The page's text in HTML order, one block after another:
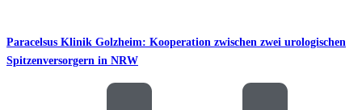
Paracelsus Klinik Golzheim: Kooperation zwischen zwei urologischen
Spitzenversorgern in NRW